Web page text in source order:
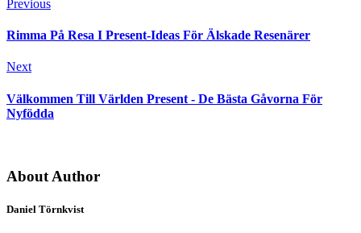
Previous
Rimma På Resa I Present-Ideas För Älskade Resenärer
Next
Välkommen Till Världen Present - De Bästa Gåvorna För
Nyfödda
About Author
Daniel Törnkvist